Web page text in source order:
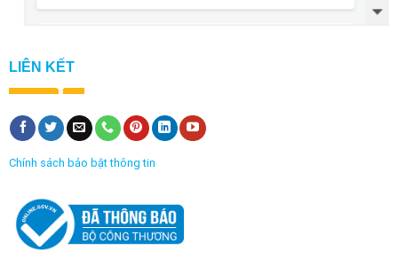
LIÊN KẾT
Chính sách bảo bật thông tin